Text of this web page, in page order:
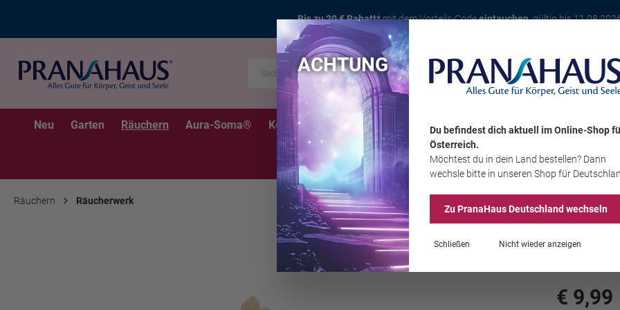
Bis zu 20 € Rabatt*mit dem Vorteils-Codeeintauchen, gültig bis
Karte
Neu Garten Räuchern Aura-Soma® Kerzen Schmuck Edelsteine Wohnambiente
Sale
Räuchern Räucherwerk
€ 9,99
ACHTUNG
Du befindest dich aktuell im Online-Shop
Österreich.
Möchtest du in dein Land bestellen? Dann
wechsle bitte in unseren Shop für
Zu PranaHausDeutschland wechseln
Schließen Nicht wieder anzeigen